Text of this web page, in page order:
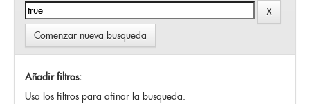
Comenzar nueva busqueda
Añadir filtros:
Usa los filtros para afinar la busqueda.